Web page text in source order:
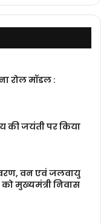
रोल मॉडल :
की जयंती पर किया
वन एवं जलवायु
को मुख्यमंत्री निवास